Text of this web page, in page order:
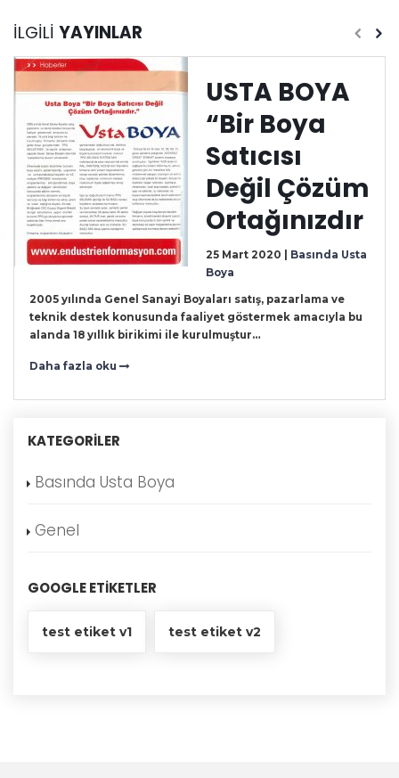
İLGILI YAYINLAR
USTA BOYA
“Bir Boya
Satıcısı
Değil Çözüm
Ortağınızdır
25 Mart 2020 | Basında Usta
Boya
2005 yılında Genel Sanayi Boyaları satış, pazarlama ve
teknik destek konusunda faaliyet göstermek amacıyla bu
alanda 18 yıllık birikimi ile kurulmuştur…
Daha fazla oku
KATEGORILER
Basında Usta Boya
Genel
GOOGLE ETIKETLER
test etiket v1 test etiket v2